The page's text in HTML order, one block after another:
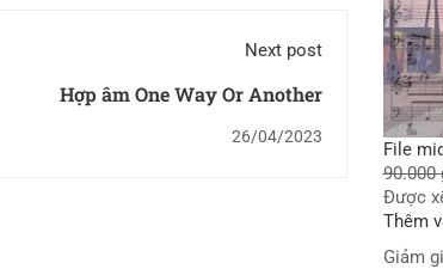
Next post
Hợp âm One Way Or Another
26/04/2023
File
90.000
Được
Thêm
Giảm